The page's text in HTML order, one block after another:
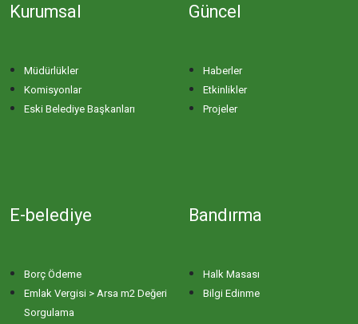
Kurumsal
Müdürlükler
Komisyonlar
Eski Belediye Başkanları
Güncel
Haberler
Etkinlikler
Projeler
E-belediye
Borç Ödeme
Emlak Vergisi > Arsa m2 Değeri
Sorgulama
Bandırma
Halk Masası
Bilgi Edinme